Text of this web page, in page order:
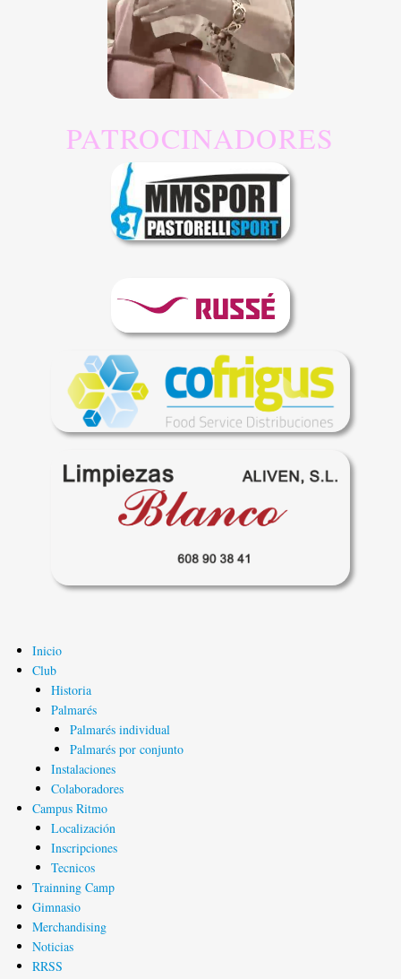
PATROCINADORES
Navegación
principal
Inicio
Club
Historia
Palmarés
Palmarés individual
Palmarés por conjunto
Instalaciones
Colaboradores
Campus Ritmo
Localización
Inscripciones
Tecnicos
Trainning Camp
Gimnasio
Merchandising
Noticias
RRSS